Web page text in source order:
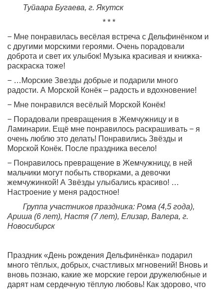
Туйаара Бугаева, г. Якутск
* * *
− Мне понравилась весёлая встреча с Дельфинёнком и
с другими морскими героями. Очень порадовали
доброта и свет их улыбок! Музыка красивая и книжка-
раскраска тоже!
− …Морские Звезды добрые и подарили много
радости. А Морской Конёк – радость и вдохновение!
− Мне понравился весёлый Морской Конёк!
− Порадовали превращения в Жемчужницу и в
Ламинарии. Ещё мне понравилось раскрашивать − я
очень люблю это делать! Понравились Звёзды и
Морской Конёк. После праздника весело!
− Понравилось превращение в Жемчужницу, в ней
мальчики могут побыть створками, а девочки
жемчужинкой! А Звёзды улыбались красиво! …
Настроение у меня радостное!
Группа участников праздника: Рома (4,5 года),
Ариша (6 лет), Настя (7 лет), Елизар, Валера, г.
Новосибирск
Праздник «День рождения Дельфинёнка» подарил
много тёплых, добрых, счастливых мгновений! Вновь и
вновь познаю, какие же морские герои дружелюбные и
дарят нам сердечную тёплую любовь! Как здорово, что